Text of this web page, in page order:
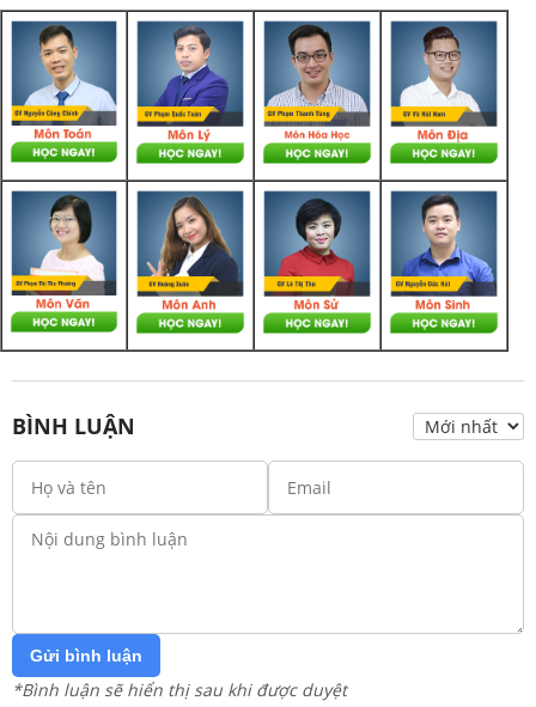
BÌNH LUẬN
Gửi bình luận
*Bình luận sẽ hiển thị sau khi được duyệt